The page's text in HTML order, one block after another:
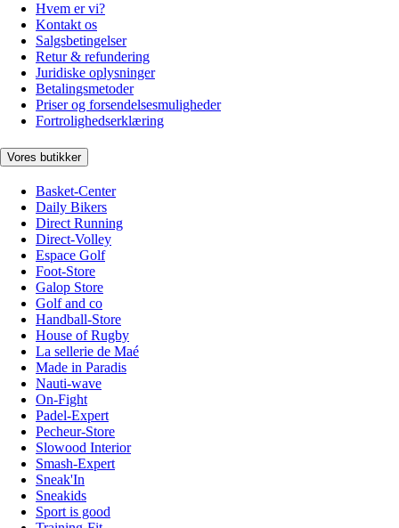
Hvem er vi?
Kontakt os
Salgsbetingelser
Retur & refundering
Juridiske oplysninger
Betalingsmetoder
Priser og forsendelsesmuligheder
Fortrolighedserklæring
Vores butikker
Basket-Center
Daily Bikers
Direct Running
Direct-Volley
Espace Golf
Foot-Store
Galop Store
Golf and co
Handball-Store
House of Rugby
La sellerie de Maé
Made in Paradis
Nauti-wave
On-Fight
Padel-Expert
Pecheur-Store
Slowood Interior
Smash-Expert
Sneak'In
Sneakids
Sport is good